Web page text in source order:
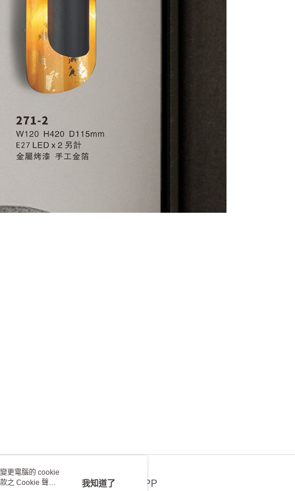
官方APP
更電腦的 cookie
之 Cookie 聲明
我知道了